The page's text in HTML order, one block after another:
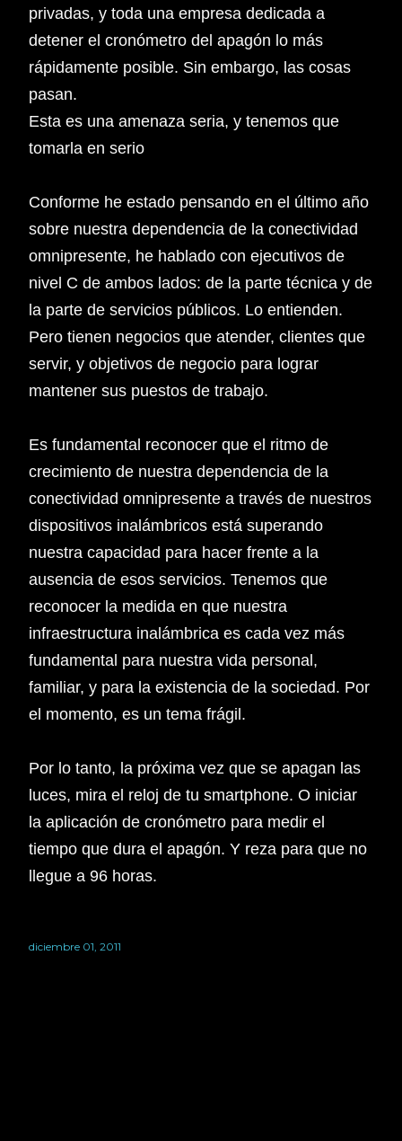
privadas, y toda una empresa dedicada a
detener el cronómetro del apagón lo más
rápidamente posible. Sin embargo, las cosas
pasan.
Esta es una amenaza seria, y tenemos que
tomarla en serio
Conforme he estado pensando en el último año
sobre nuestra dependencia de la conectividad
omnipresente, he hablado con ejecutivos de
nivel C de ambos lados: de la parte técnica y de
la parte de servicios públicos. Lo entienden.
Pero tienen negocios que atender, clientes que
servir, y objetivos de negocio para lograr
mantener sus puestos de trabajo.
Es fundamental reconocer que el ritmo de
crecimiento de nuestra dependencia de la
conectividad omnipresente a través de nuestros
dispositivos inalámbricos está superando
nuestra capacidad para hacer frente a la
ausencia de esos servicios. Tenemos que
reconocer la medida en que nuestra
infraestructura inalámbrica es cada vez más
fundamental para nuestra vida personal,
familiar, y para la existencia de la sociedad. Por
el momento, es un tema frágil.
Por lo tanto, la próxima vez que se apagan las
luces, mira el reloj de tu smartphone. O iniciar
la aplicación de cronómetro para medir el
tiempo que dura el apagón. Y reza para que no
llegue a 96 horas.
diciembre 01, 2011